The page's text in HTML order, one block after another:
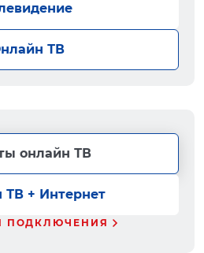
ТВ
онлайн ТВ
ТВ + Интернет
ПОДКЛЮЧЕНИЯ